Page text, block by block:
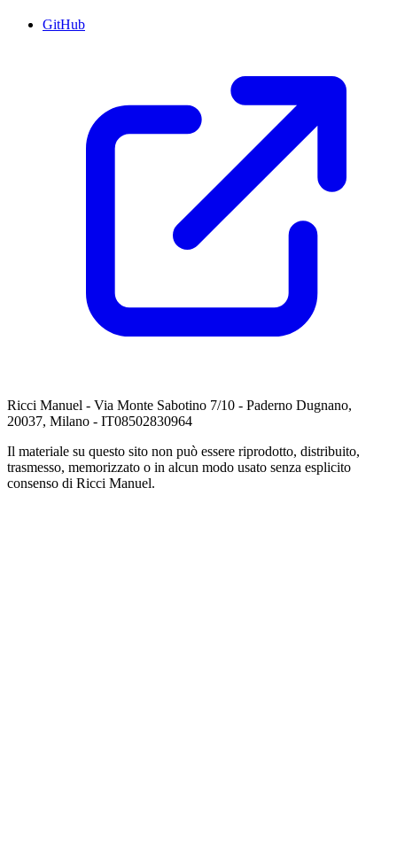
GitHub
Ricci Manuel - Via Monte Sabotino 7/10 - Paderno Dugnano,
20037, Milano - IT08502830964
Il materiale su questo sito non può essere riprodotto, distribuito,
trasmesso, memorizzato o in alcun modo usato senza esplicito
consenso di Ricci Manuel.